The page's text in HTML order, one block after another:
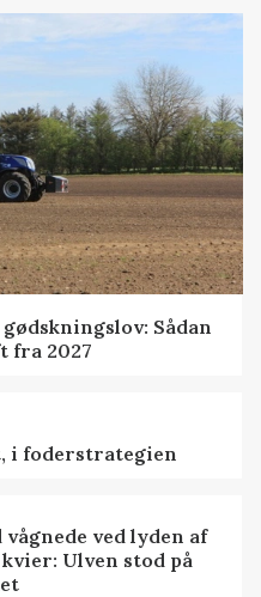
Sådan
fra 2027
i foderstrategien
vågnede ved lyden af
Ulven stod på